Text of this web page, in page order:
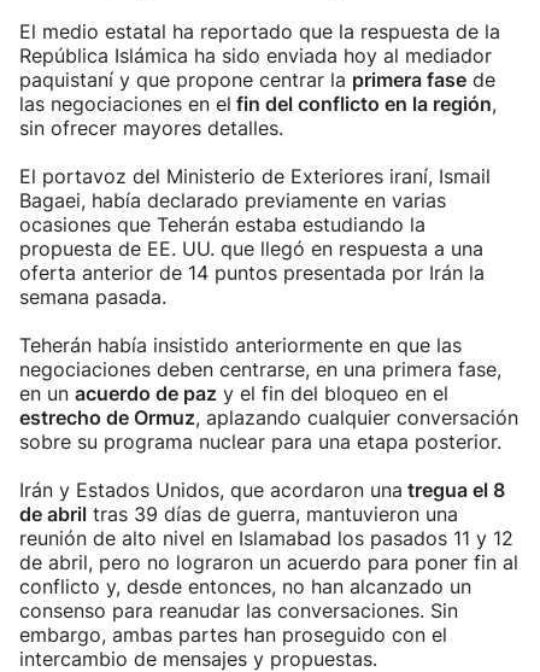
El medio estatal ha reportado que la respuesta de la
República Islámica ha sido enviada hoy al mediador
paquistaní y que propone centrar la primera fase de
las negociaciones en el fin del conflicto en la región,
sin ofrecer mayores detalles.
El portavoz del Ministerio de Exteriores iraní, Ismail
Bagaei, había declarado previamente en varias
ocasiones que Teherán estaba estudiando la
propuesta de EE. UU. que llegó en respuesta a una
oferta anterior de 14 puntos presentada por Irán la
semana pasada.
Teherán había insistido anteriormente en que las
negociaciones deben centrarse, en una primera fase,
en un acuerdo de paz y el fin del bloqueo en el
estrecho de Ormuz, aplazando cualquier conversación
sobre su programa nuclear para una etapa posterior.
Irán y Estados Unidos, que acordaron una tregua el 8
de abril tras 39 días de guerra, mantuvieron una
reunión de alto nivel en Islamabad los pasados 11 y 12
de abril, pero no lograron un acuerdo para poner fin al
conflicto y, desde entonces, no han alcanzado un
consenso para reanudar las conversaciones. Sin
embargo, ambas partes han proseguido con el
intercambio de mensajes y propuestas.